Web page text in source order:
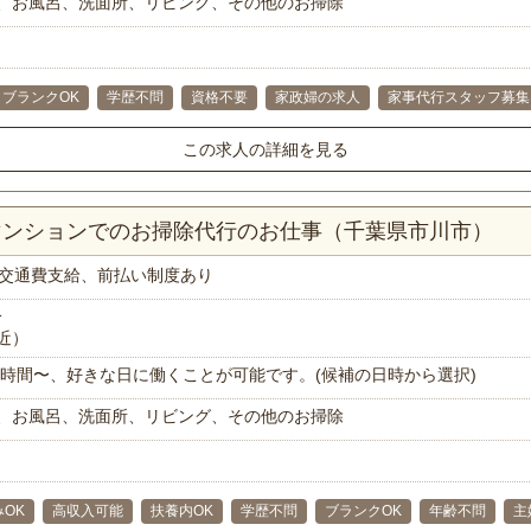
ブランクOK 学歴不問 資格不要 家政婦の求人 家事代行スタッフ募集
この求人の詳細を見る
ションでのお掃除代行のお仕事（千葉県市川市）
通費支給、前払い制度あり
間〜、好きな日に働くことが可能です。(候補の日時から選択)
お風呂、洗面所、リビング、その他のお掃除
OK 高収入可能 扶養内OK 学歴不問 ブランクOK 年齢不問 主